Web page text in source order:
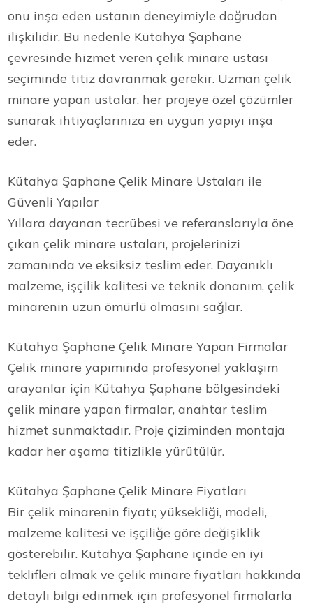
onu inşa eden ustanın deneyimiyle doğrudan
ilişkilidir. Bu nedenle Kütahya Şaphane
çevresinde hizmet veren çelik minare ustası
seçiminde titiz davranmak gerekir. Uzman çelik
minare yapan ustalar, her projeye özel çözümler
sunarak ihtiyaçlarınıza en uygun yapıyı inşa
eder.
Kütahya Şaphane Çelik Minare Ustaları ile
Güvenli Yapılar
Yıllara dayanan tecrübesi ve referanslarıyla öne
çıkan çelik minare ustaları, projelerinizi
zamanında ve eksiksiz teslim eder. Dayanıklı
malzeme, işçilik kalitesi ve teknik donanım, çelik
minarenin uzun ömürlü olmasını sağlar.
Kütahya Şaphane Çelik Minare Yapan Firmalar
Çelik minare yapımında profesyonel yaklaşım
arayanlar için Kütahya Şaphane bölgesindeki
çelik minare yapan firmalar, anahtar teslim
hizmet sunmaktadır. Proje çiziminden montaja
kadar her aşama titizlikle yürütülür.
Kütahya Şaphane Çelik Minare Fiyatları
Bir çelik minarenin fiyatı; yüksekliği, modeli,
malzeme kalitesi ve işçiliğe göre değişiklik
gösterebilir. Kütahya Şaphane içinde en iyi
teklifleri almak ve çelik minare fiyatları hakkında
detaylı bilgi edinmek için profesyonel firmalarla